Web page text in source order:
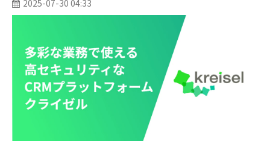
2025-07-30 04:33